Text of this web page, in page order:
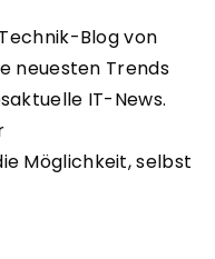
Blog von
neuesten Trends
IT-News.
Möglichkeit, selbst